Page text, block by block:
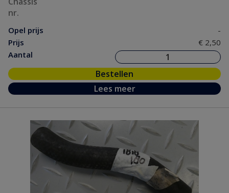
nr.
Opel prijs
-
Prijs
€ 2,50
Aantal
Bestellen
Lees meer